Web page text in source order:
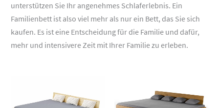
unterstützen Sie Ihr angenehmes Schlaferlebnis. Ein
Familienbett ist also viel mehr als nur ein Bett, das Sie sich
kaufen. Es ist eine Entscheidung für die Familie und dafür,
mehr und intensivere Zeit mit Ihrer Familie zu erleben.